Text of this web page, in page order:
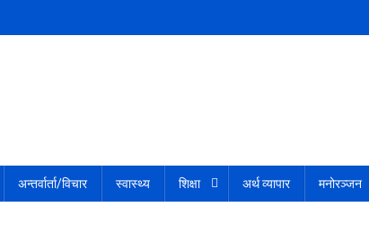
अन्तर्वार्ता/विचार स्वास्थ्य शिक्षा अर्थ व्यापार मनोरञ्जन